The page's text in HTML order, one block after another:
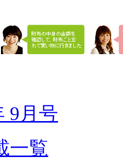
9月号
一覧